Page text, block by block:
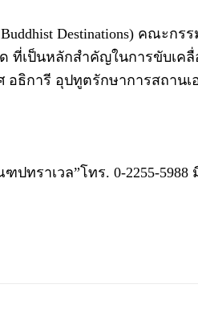
Destinations) คณะกรร
ป็นหลักสำคัญในการขับเค
ธิการี อุปทูตรักษาการสถาน
เวล”โทร. 0-2255-5988 มือ